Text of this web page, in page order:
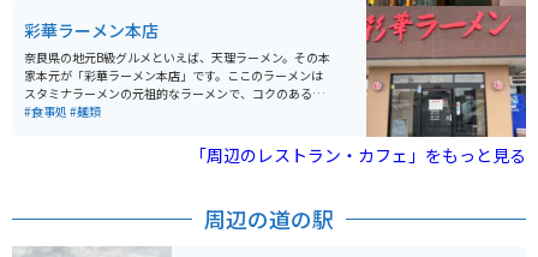
彩華ラーメン本店
奈良県の地元B級グルメといえば、天理ラーメン。その本
家本元が「彩華ラーメン本店」です。ここのラーメンは
スタミナラーメンの元祖的なラーメンで、コクのある醤
油風味のスープに大量の白菜、ニラ、豚肉などが載って
です。テーブルにはラージャン、ニンニクが常備されて
おり、お好みに合わせて味を調整出来ます。
#食事処 #麺類
「周辺のレストラン・カフェ」をもっと見る
周辺の道の駅